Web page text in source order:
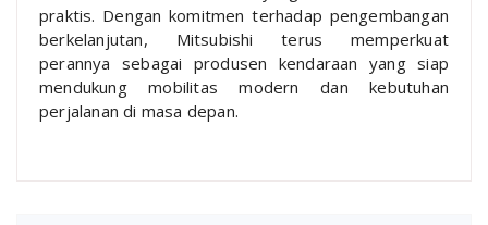
praktis. Dengan komitmen terhadap pengembangan
berkelanjutan, Mitsubishi terus memperkuat
perannya sebagai produsen kendaraan yang siap
mendukung mobilitas modern dan kebutuhan
perjalanan di masa depan.